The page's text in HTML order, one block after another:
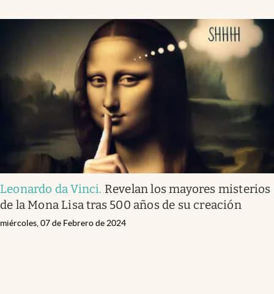
Leonardo da Vinci. Revelan los mayores misterios
de la Mona Lisa tras 500 años de su creación
miércoles, 07 de Febrero de 2024